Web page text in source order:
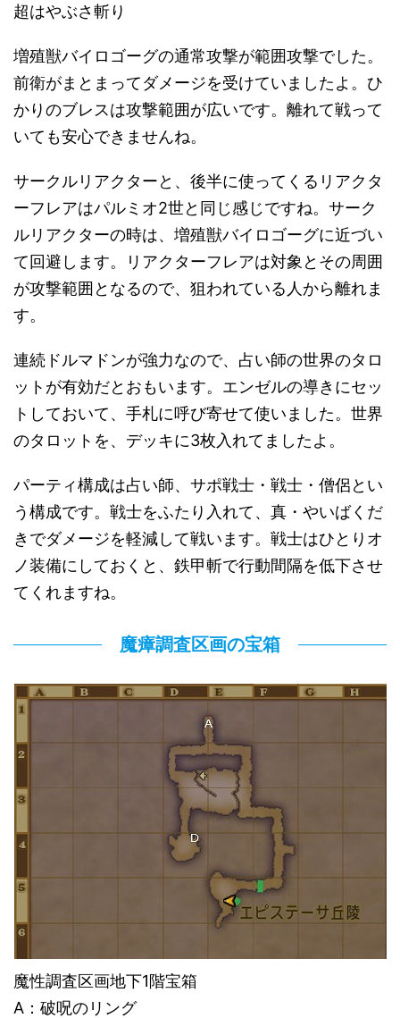
超はやぶさ斬り
増殖獣バイロゴーグの通常攻撃が範囲攻撃でした。
前衛がまとまってダメージを受けていましたよ。ひ
かりのブレスは攻撃範囲が広いです。離れて戦って
いても安心できませんね。
サークルリアクターと、後半に使ってくるリアクタ
ーフレアはパルミオ2世と同じ感じですね。サーク
ルリアクターの時は、増殖獣バイロゴーグに近づい
て回避します。リアクターフレアは対象とその周囲
が攻撃範囲となるので、狙われている人から離れま
す。
連続ドルマドンが強力なので、占い師の世界のタロ
ットが有効だとおもいます。エンゼルの導きにセッ
トしておいて、手札に呼び寄せて使いました。世界
のタロットを、デッキに3枚入れてましたよ。
パーティ構成は占い師、サポ戦士・戦士・僧侶とい
う構成です。戦士をふたり入れて、真・やいばくだ
きでダメージを軽減して戦います。戦士はひとりオ
ノ装備にしておくと、鉄甲斬で行動間隔を低下させ
てくれますね。
魔瘴調査区画の宝箱
魔性調査区画地下1階宝箱
A：破呪のリング